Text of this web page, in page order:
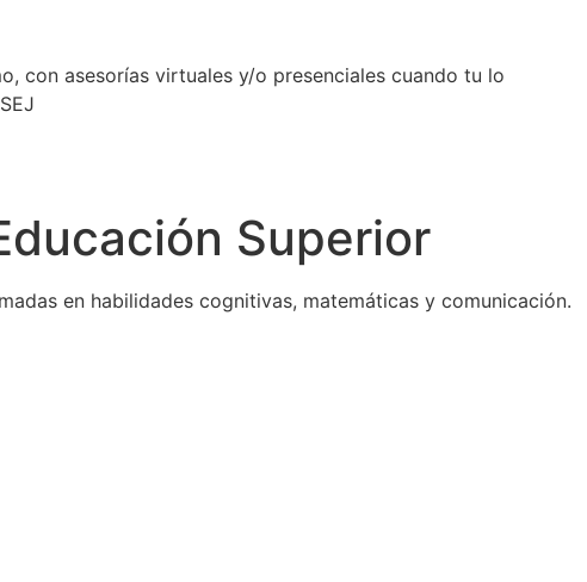
con asesorías virtuales y/o presenciales cuando tu lo
Superior
en habilidades cognitivas, matemáticas y comunicación.